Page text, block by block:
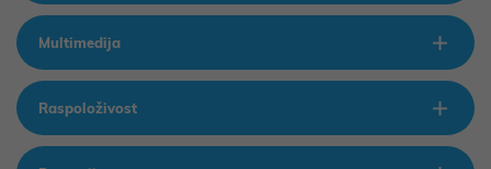
Multimedija
Raspoloživost